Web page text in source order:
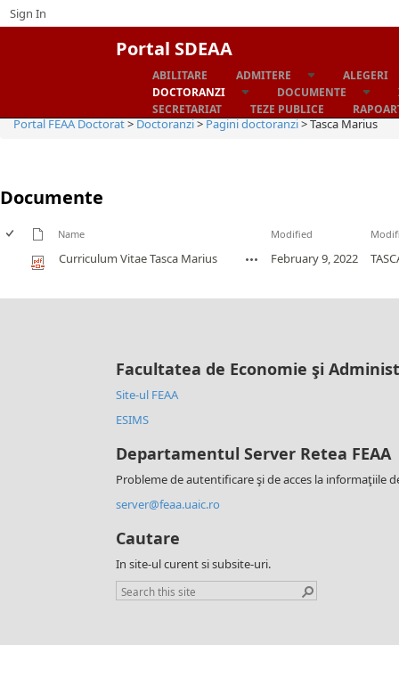
Sign In
Portal SDEAA
ABILITARE ADMITERE
ALEGERI
DOCTORANZI
DOCUMENTE
SECRETARIAT
TEZE PUBLICE
Home
Portal FEAA Doctorat>Doctoranzi>Pagini doctoranzi>Tasca Marius
Documente
Name Modified
Curriculum Vitae Tasca Marius February 9, 2022
Facultatea de Economie şi
Site-ul FEAA
ESIMS
Departamentul Server Retea FEAA
Probleme de autentificare şi de acces la informaţiile
server@feaa.uaic.ro
Cautare
In site-ul curent si subsite-uri.